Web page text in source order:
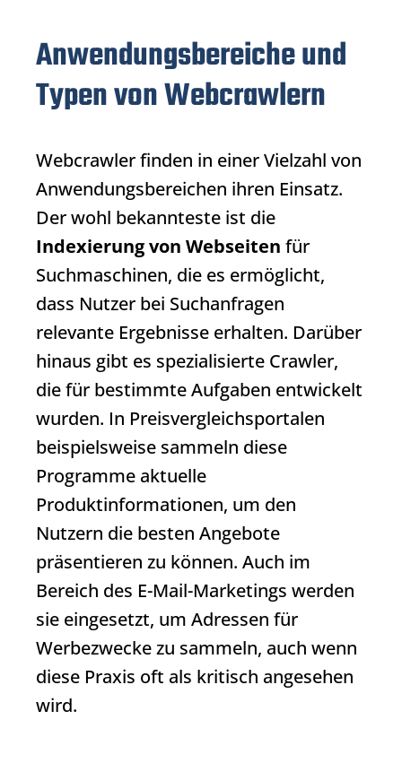
Anwendungsbereiche und
Typen von Webcrawlern
Webcrawlerfinden in einer Vielzahl von
Anwendungsbereichen ihren Einsatz.
Der wohl bekannteste ist die
Indexierung von Webseiten für
Suchmaschinen, die es ermöglicht,
dass Nutzer bei Suchanfragen
relevante Ergebnisse erhalten. Darüber
hinaus gibt es spezialisierte Crawler,
die für bestimmte Aufgaben entwickelt
wurden. In Preisvergleichsportalen
beispielsweise sammeln diese
Programme aktuelle
Produktinformationen, um den
Nutzern die besten Angebote
präsentieren zu können. Auch im
Bereich des E-Mail-Marketings werden
sie eingesetzt, um Adressen für
Werbezwecke zu sammeln, auch wenn
diese Praxis oft als kritisch angesehen
wird.